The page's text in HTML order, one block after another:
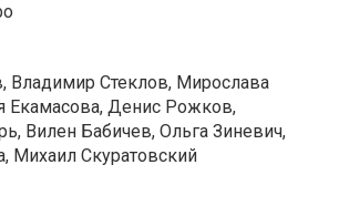
Владимир Стеклов, Мирослава
Екамасова, Денис Рожков,
Вилен Бабичев, Ольга Зиневич,
Михаил Cкуратовский